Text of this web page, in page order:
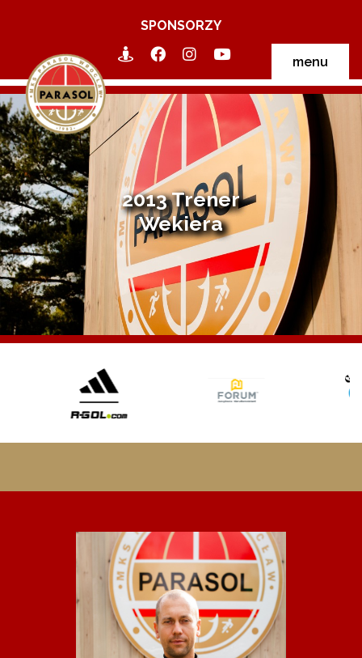
SPONSORZY
menu
2013 Trener
Wekiera